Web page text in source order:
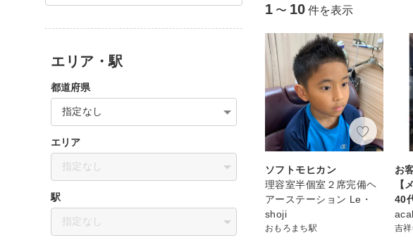
1 〜 10 件を表示
ソフトモヒカン
理容室半個室２席完備ヘ
アーステーション Le・
shoji
おもろまち駅
お
【
40
吉
エリア・駅
都道府県
指定なし
エリア
指定なし
駅
指定なし